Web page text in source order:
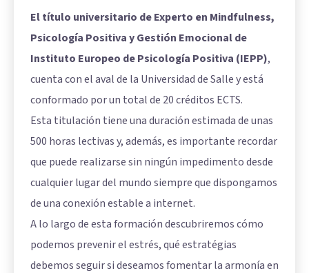
El título universitario de Experto en Mindfulness,
Psicología Positiva y Gestión Emocional de
Instituto Europeo de Psicología Positiva (IEPP),
cuenta con el aval de la Universidad de Salle y está
conformado por un total de 20 créditos ECTS.
Esta titulación tiene una duración estimada de unas
500 horas lectivas y, además, es importante recordar
que puede realizarse sin ningún impedimento desde
cualquier lugar del mundo siempre que dispongamos
de una conexión estable a internet.
A lo largo de esta formación descubriremos cómo
podemos prevenir el estrés, qué estratégias
debemos seguir si deseamos fomentar la armonía en